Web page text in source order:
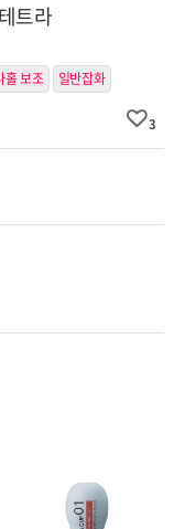
트라
홀 보조 일반잡화
3